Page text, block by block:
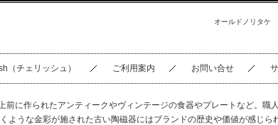
オールドノリタケ
（チェリッシュ） ご利用案内 お問い合せ
前に作られたアンティークやヴィンテージの食器やプレートなど。職
ような金彩が施された古い陶磁器にはブランドの歴史や価値が感じら